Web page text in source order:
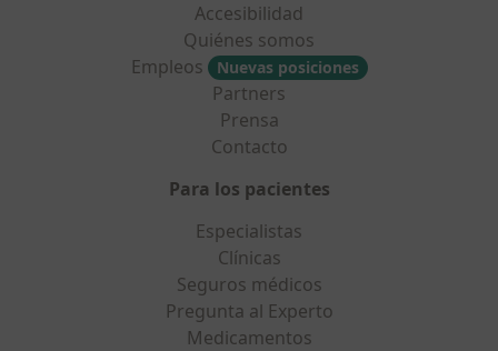
Accesibilidad
Quiénes somos
Empleos
Nuevas posiciones
Partners
Prensa
Contacto
Para los pacientes
Especialistas
Clínicas
Seguros médicos
Pregunta al Experto
Medicamentos